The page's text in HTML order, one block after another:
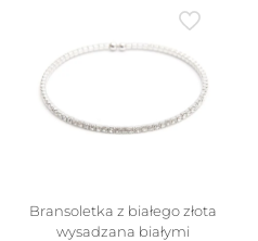
Bransoletka z białego złota
wysadzana białymi